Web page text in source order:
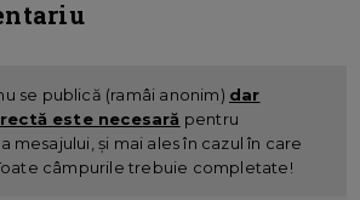
se publică (ramâi anonim) dar
este necesară pentru
mesajului, și mai ales în cazul în care
câmpurile trebuie completate!